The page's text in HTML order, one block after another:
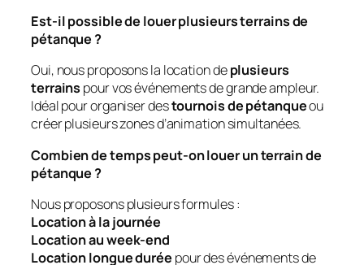
Est-il possible de louer plusieurs terrains de
pétanque ?
Oui, nous proposons la location deplusieurs
terrains pour vos événements de grande ampleur.
Idéal pour organiser destournois de pétanqueou
créer plusieurs zones d’animation simultanées.
Combien de temps peut-on louer un terrain de
pétanque ?
Nous proposons plusieurs formules :
Location à la journée
Location au week-end
Location longue durée pour des événements de